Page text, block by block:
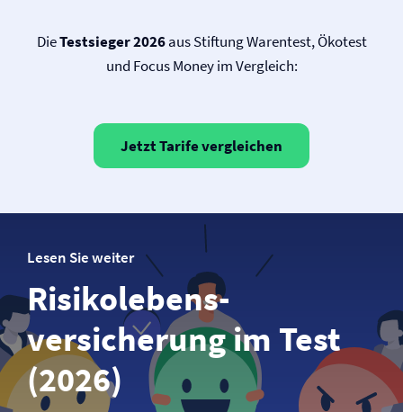
DieTestsieger 2026aus Stiftung Warentest, Ökotest
und Focus Money im Vergleich:
Jetzt Tarife vergleichen
Lesen Sie weiter
Risikolebens­­
versicherung im Test
(2026)